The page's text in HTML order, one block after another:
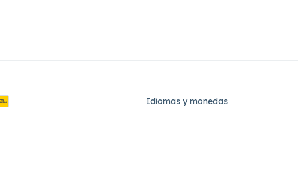
Idiomas y monedas